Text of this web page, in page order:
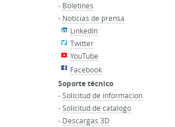
- Boletines
- Noticias de prensa
LinkedIn
Twitter
YouTube
Facebook
Soporte técnico
-Solicitud de informacion
-Solicitud de catalogo
- Descargas 3D